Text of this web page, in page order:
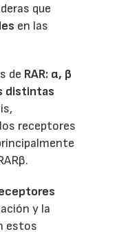
que
en las
de RAR: α, β
distintas
receptores
y la
estos